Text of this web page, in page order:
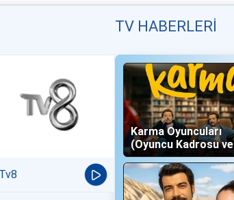
Tv8
TV HABERLERI
Karma Oyuncuları
(Oyuncu Kadrosu ve
Karakterleri)